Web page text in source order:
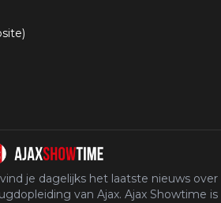
je dagelijks het laatste nieuws over
van Ajax. Ajax Showtime is